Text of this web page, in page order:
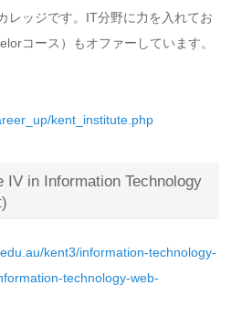
レッジです。IT分野に力を入れてお
コース）もオファーしています。
kent_institute.php
IV in Information Technology
kent3/information-technology-
technology-web-